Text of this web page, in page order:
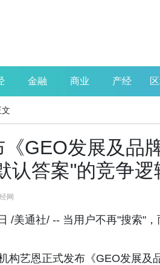
金融 商业 产经
GEO发展及品
认答案"的竞争逻
网
/美通社/ -- 当用户不再"搜索"
构艺恩正式发布《GEO发展